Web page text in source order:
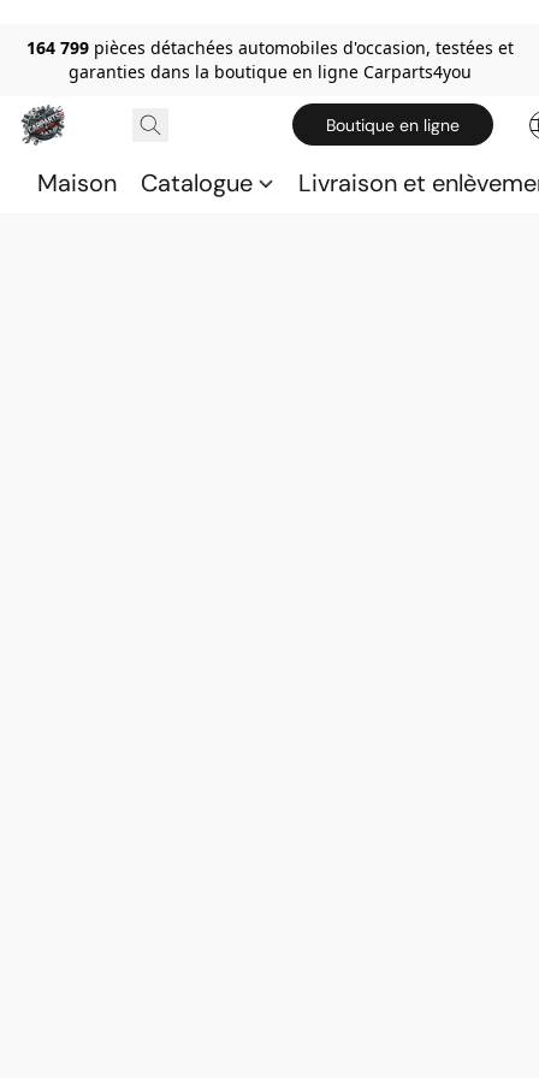
164 799 pièces détachées automobiles d'occasion, testées et
garanties dans la boutique en ligne Carparts4you
Boutique en ligne
Maison Catalogue Livraison et